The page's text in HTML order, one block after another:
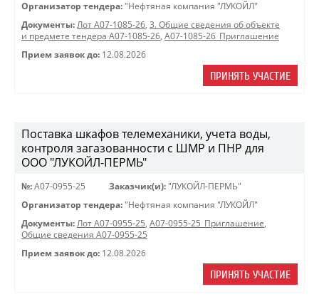
Организатор тендера: "Нефтяная компания "ЛУКОЙЛ"
Документы: Лот A07-1085-26, 3. Общие сведения об объекте
и предмете тендера A07-1085-26, A07-1085-26_Приглашение
Прием заявок до: 12.08.2026
ПРИНЯТЬ УЧАСТИЕ
Поставка шкафов телемеханики, учета воды,
контроля загазованности с ШМР и ПНР для
ООО "ЛУКОЙЛ-ПЕРМЬ"
№: A07-0955-25 Заказчик(и): "ЛУКОЙЛ-ПЕРМЬ"
Организатор тендера: "Нефтяная компания "ЛУКОЙЛ"
Документы: Лот A07-0955-25, A07-0955-25_Приглашение,
Общие сведения A07-0955-25
Прием заявок до: 12.08.2026
ПРИНЯТЬ УЧАСТИЕ